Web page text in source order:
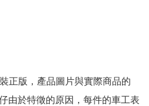
正版，產品圖片與實際商品的
由於特徵的原因，每件的車工表